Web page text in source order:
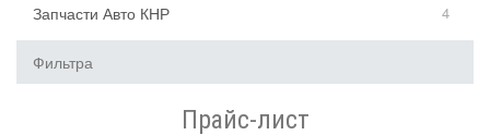
Запчасти Авто КНР 4
Фильтра
Прайс-лист